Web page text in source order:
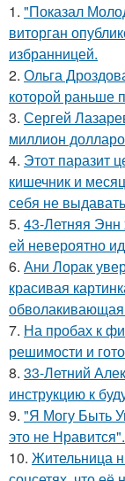
1. "Показал
виторган
избранницей.
2. Ольга
которой раньше
3. Сергей
миллион
4. Этот паразит
кишечник и
себя не
5. 43-Летняя Энн
ей невероятно
6. Ани Лорак
красивая
обволакивающая
7. На пробах к
решимости и
8. 33-Летний
инструкцию к
9. "Я Могу Быть
это не Нравится".
10. Жительница